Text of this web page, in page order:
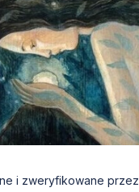
i zweryfikowane przez